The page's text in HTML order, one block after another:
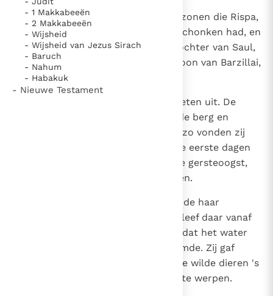
- 1 Makkabeeën
- 2 Makkabeeën
- Wijsheid
- Wijsheid van Jezus Sirach
- Baruch
- Nahum
- Habakuk
- Nieuwe Testament
Daarom nam de koning de twee zonen die Rispa,
de dochter van Aija, aan Saul geschonken had, en
ook de vijf zonen die Mikal, de dochter van Saul,
geschonken had aan Adriël, de zoon van Barzillai,
de Mecholatiet,
en hij leverde die aan de Gibeonieten uit. De
Gibeonieten brachten hen naar de berg en
hingen hen daar voor Jahwe op; zo vonden zij
alle zeven de dood. Het was in de eerste dagen
van de oogst, bij het begin van de gersteoogst,
toen zij ter dood gebracht werden.
Rispa, de dochter van Aija, spreidde haar
rouwkleed op de rots uit en zij bleef daar vanaf
het begin van de gersteoogst totdat het water
uit de hemel over hen neerstroomde. Zij gaf
noch roofvogels overdag, noch de wilde dieren 's
nachts de kans zich op de lijken te werpen.